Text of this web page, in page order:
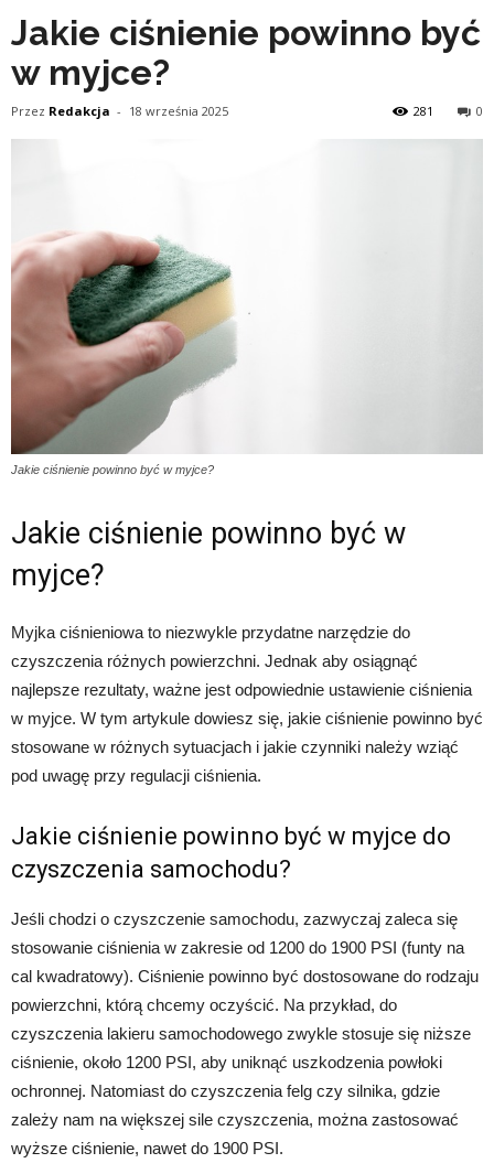
Jakie ciśnienie powinno być
w myjce?
Przez Redakcja - 18 września 2025 0
281
Jakie ciśnienie powinno być w myjce?
Jakie ciśnienie powinno być w
myjce?
Myjka ciśnieniowa to niezwykle przydatne narzędzie do
czyszczenia różnych powierzchni. Jednak aby osiągnąć
najlepsze rezultaty, ważne jest odpowiednie ustawienie ciśnienia
w myjce. W tym artykule dowiesz się, jakie ciśnienie powinno być
stosowane w różnych sytuacjach i jakie czynniki należy wziąć
pod uwagę przy regulacji ciśnienia.
Jakie ciśnienie powinno być w myjce do
czyszczenia samochodu?
Jeśli chodzi o czyszczenie samochodu, zazwyczaj zaleca się
stosowanie ciśnienia w zakresie od 1200 do 1900 PSI (funty na
cal kwadratowy). Ciśnienie powinno być dostosowane do rodzaju
powierzchni, którą chcemy oczyścić. Na przykład, do
czyszczenia lakieru samochodowego zwykle stosuje się niższe
ciśnienie, około 1200 PSI, aby uniknąć uszkodzenia powłoki
ochronnej. Natomiast do czyszczenia felg czy silnika, gdzie
zależy nam na większej sile czyszczenia, można zastosować
wyższe ciśnienie, nawet do 1900 PSI.